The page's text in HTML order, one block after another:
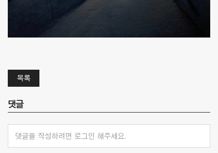
목록
댓글
댓글을 작성하려면 로그인 해주세요.